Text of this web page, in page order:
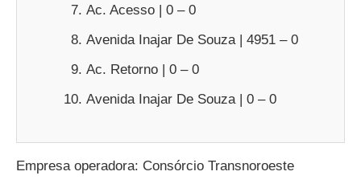
Ac. Acesso | 0 – 0
Avenida Inajar De Souza | 4951 – 0
Ac. Retorno | 0 – 0
Avenida Inajar De Souza | 0 – 0
Empresa operadora: Consórcio Transnoroeste